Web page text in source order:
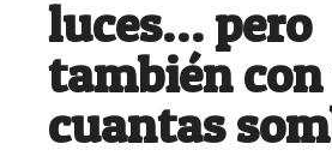
luces… pero
también
cuantas